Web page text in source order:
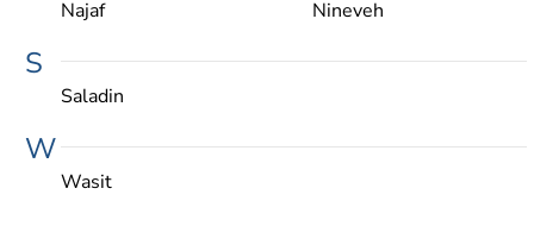
Najaf Nineveh
S
Saladin
W
Wasit